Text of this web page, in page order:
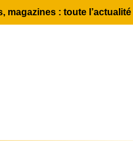
magazines : toute